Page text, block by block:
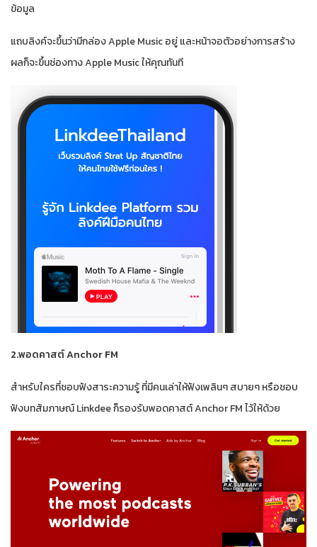
ข้อมูล
แถบลิงค์จะขึ้นว่ามีกล่อง Apple Music อยู่ และหน้าจอตัวอย่างการสร้าง
ผลก็จะขึ้นช่องทาง Apple Music ให้คุณทันที
2.พอดคาสต์ Anchor FM
สำหรับใครที่ชอบฟังสาระความรู้ ที่มีคนเล่าให้ฟังเพลินๆ สบายๆ หรือชอบ
ฟังบทสัมภาษณ์ Linkdee ก็รองรับพอดคาสต์ Anchor FM ไว้ให้ด้วย